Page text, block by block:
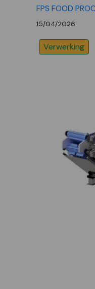
Verwerking
FPS FOOD
15/04/2026